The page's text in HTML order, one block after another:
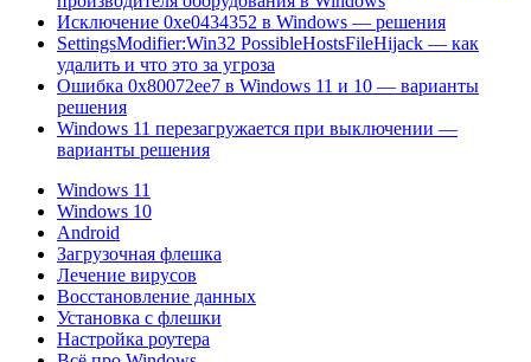
Исключение 0xe0434352 в Windows — решения
SettingsModifier:Win32 PossibleHostsFileHijack — как
удалить и что это за угроза
Ошибка 0x80072ee7 в Windows 11 и 10 — варианты
решения
Windows 11 перезагружается при выключении —
варианты решения
Windows 11
Windows 10
Android
Загрузочная флешка
Лечение вирусов
Восстановление данных
Установка с флешки
Настройка роутера